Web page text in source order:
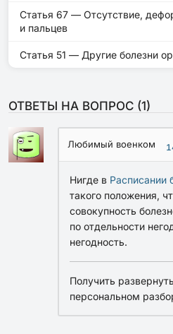
Статья 67 — Отсутствие,
и пальцев
Статья 51 — Другие болезни
ОТВЕТЫ НА ВОПРОС (1)
Любимый военком
Нигде в Расписании
такого положения,
совокупность
по отдельности
негодность.
Получить
персональном